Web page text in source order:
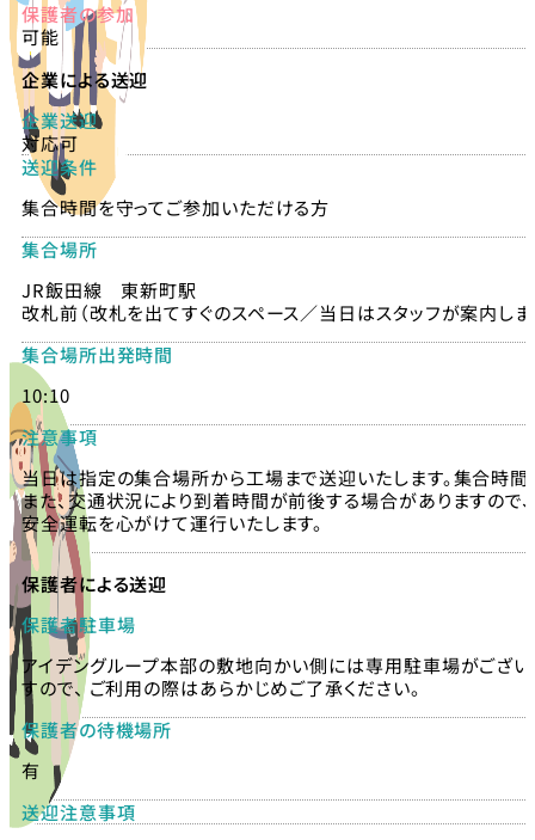
保護者の参加
可能
企業による送迎
企業送迎
対応可
送迎条件
集合時間を守ってご参加いただける方
集合場所
JR飯田線 東新町駅
改札前（改札を出てすぐのスペース／当日はスタッフが案内しま
集合場所出発時間
10:10
注意事項
当日は指定の集合場所から工場まで送迎いたします。集合時間
また、交通状況により到着時間が前後する場合がありますので
安全運転を心がけて運行いたします。
保護者による送迎
保護者駐車場
アイデングループ本部の敷地向かい側には専用駐車場がござ
すので、 ご利用の際はあらかじめご了承ください。
保護者の待機場所
有
送迎注意事項